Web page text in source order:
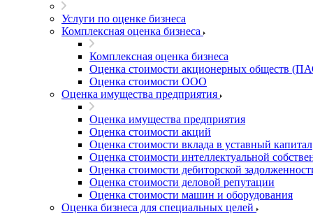
Услуги по оценке бизнеса
Комплексная оценка бизнеса
Комплексная оценка бизнеса
Оценка стоимости акционерных обществ
Оценка стоимости ООО
Оценка имущества предприятия
Оценка имущества предприятия
Оценка стоимости акций
Оценка стоимости вклада в уставный капитал
Оценка стоимости интеллектуальной
Оценка стоимости дебиторской
Оценка стоимости деловой репутации
Оценка стоимости машин и оборудования
Оценка бизнеса для специальных целей
Березники
Бийск
Биробиджан
Бирск
Благовещенск
Благодарный
Богородицк
Боготол
Большой Камень
Бор